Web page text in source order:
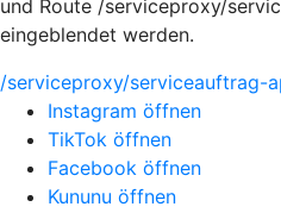
und Route /serviceproxy/
eingeblendet werden.
/serviceproxy/serviceauftrag-
Instagram öffnen
TikTok öffnen
Facebook öffnen
Kununu öffnen